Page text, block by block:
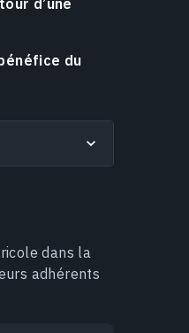
du
dans la
adhérents